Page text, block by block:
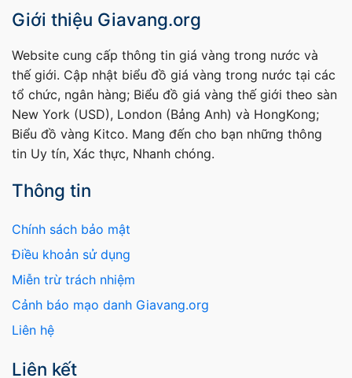
Giới thiệu Giavang.org
Website cung cấp thông tin giá vàng trong nước và
thế giới. Cập nhật biểu đồ giá vàng trong nước tại các
tổ chức, ngân hàng; Biểu đồ giá vàng thế giới theo sàn
New York (USD), London (Bảng Anh) và HongKong;
Biểu đồ vàng Kitco. Mang đến cho bạn những thông
tin Uy tín, Xác thực, Nhanh chóng.
Thông tin
Chính sách bảo mật
Điều khoản sử dụng
Miễn trừ trách nhiệm
Cảnh báo mạo danh Giavang.org
Liên hệ
Liên kết